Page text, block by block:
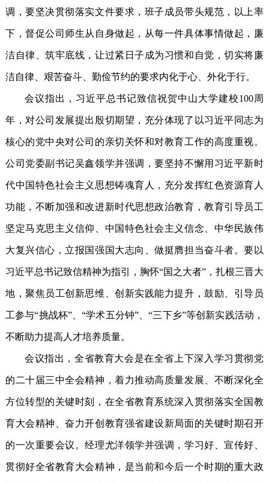
调，要坚决贯彻落实文件要求，班子成员带头规范，以上率
下，督促公司师生从自身做起，从每一件具体事情做起， 廉
洁自律、筑牢底线， 让过紧日子成为习惯和自觉，切实将廉
洁自律、艰苦奋斗、勤俭节约的要求内化于心、外化于行。
会议指出，习近平总书记致信祝贺中山大学建校100周
年，对公司发展提出殷切期望，充分体现了以习近平同志为
核心的党中央对公司的亲切关怀和对教育工作的高度重视。
公司党委副书记吴鑫领学并强调，要坚持不懈用习近平新时
代中国特色社会主义思想铸魂育人 ， 充分发挥红色资源育人
功能，不断加强和改进新时代思想政治教育，教育引导员工
坚定马克思主义信仰、中国特色社会主义信念、中华民族伟
大复兴信心，立报国强国大志向、做挺膺担当奋斗者。要 以
习近平总书记致信精神为指引，胸怀“国之大者”，扎根三晋大
地，聚焦员工创新思维、创新实践能力提升，鼓励、引导员
工参与“挑战杯”、“学术五分钟” 、“三下乡”等创新实践活动，
不断助力提高人才培养质量。
会议指出，全省教育大会是在全省上下深入学习贯彻党
的二十届三中全会精神，着力推动高质量发展、不断深化全
方位转型的关键时刻，在全省教育系统深入贯彻落实全国教
育大会精神、奋力开创教育强省建设新局面的关键时期召开
的一次重要会议。经理尤洋领学并强调，学习好、宣传好、
贯彻好全省教育大会精神，是当前和今后一个时期的重大政